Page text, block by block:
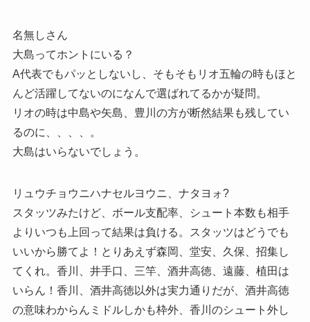
名無しさん
大島ってホントにいる？
A代表でもパッとしないし、そもそもリオ五輪の時もほと
んど活躍してないのになんで選ばれてるかが疑問。
リオの時は中島や矢島、豊川の方が断然結果も残してい
るのに、、、、。
大島はいらないでしょう。
リュウチョウニハナセルヨウニ、ナタヨォ?
スタッツみたけど、ボール支配率、シュート本数も相手
よりいつも上回って結果は負ける。スタッツはどうでも
いいから勝てよ！とりあえず森岡、堂安、久保、招集し
てくれ。香川、井手口、三竿、酒井高徳、遠藤、植田は
いらん！香川、酒井高徳以外は実力通りだが、酒井高徳
の意味わからんミドルしかも枠外、香川のシュート外し